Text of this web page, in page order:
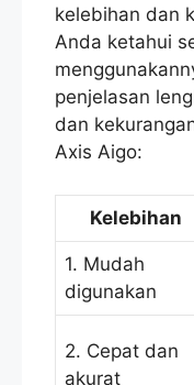
kelebihan dan
Anda ketahui
penjelasan
dan
Axis Aigo:
Kelebihan
1. Mudah
digunakan
2. Cepat dan
akurat